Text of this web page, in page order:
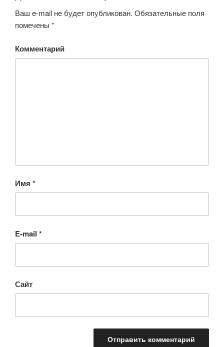
Ваш e-mail не будет опубликован. Обязательные поля
помечены *
Комментарий
Имя *
E-mail *
Сайт